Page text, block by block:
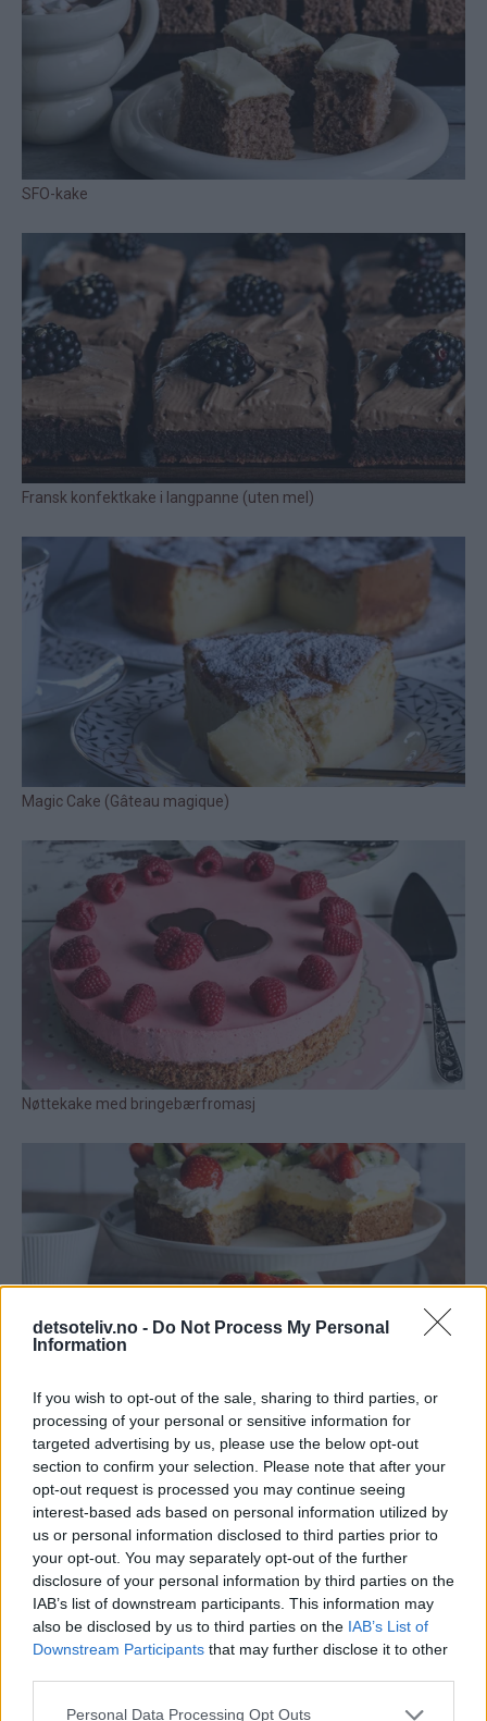
detsoteliv.no - Do Not Process My Personal
Information
If you wish to opt-out of the sale, sharing to third parties, or
processing of your personal or sensitive information for
targeted advertising by us, please use the below opt-out
section to confirm your selection. Please note that after your
opt-out request is processed you may continue seeing
interest-based ads based on personal information utilized by
us or personal information disclosed to third parties prior to
your opt-out. You may separately opt-out of the further
disclosure of your personal information by third parties on the
IAB’s list of downstream participants. This information may
also be disclosed by us to third parties on the IAB’s List of
Downstream Participants that may further disclose it to other
Personal Data Processing Opt Outs